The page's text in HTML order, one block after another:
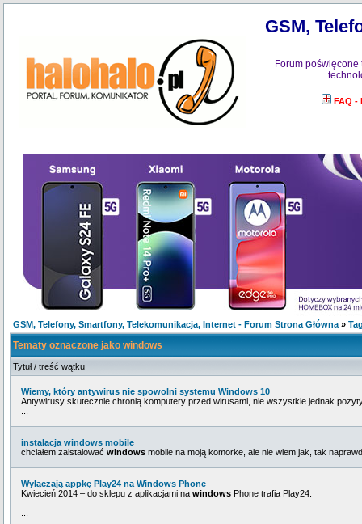
GSM,
Forum
FAQ -
GSM, Telefony, Smartfony, Telekomunikacja, Internet - Forum Strona Główna »
Tematy oznaczone jako windows
Tytuł / treść wątku
Wiemy, który antywirus nie spowolni systemu Windows 10
Antywirusy skutecznie chronią komputery przed wirusami, nie wszystkie jednak
instalacja windows mobile
chciałem zaistalować windows mobile na moją komorke, ale nie wiem jak, tak
Wyłączają appkę Play24 na Windows Phone
Kwiecień 2014 – do sklepu z aplikacjami na windows Phone trafia Play24.